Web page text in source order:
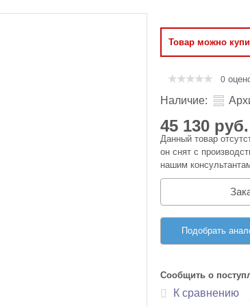
Товар можно
0
Наличие:
45 130 руб.
Данный товар
он снят с
нашим
Подобрать
Сообщить о
К сравнению
память